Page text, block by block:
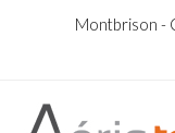
Montbrison -